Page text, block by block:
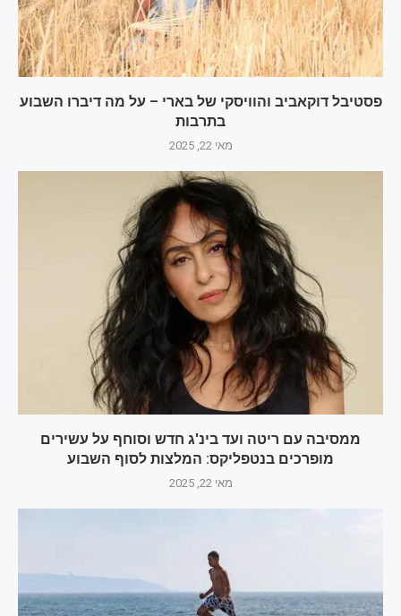
פסטיבל דוקאביב והוויסקי של בארי – על מה דיברו השבוע
בתרבות
מאי 22, 2025
ממסיבה עם ריטה ועד בינ'ג חדש וסוחף על עשירים
מופרכים בנטפליקס: המלצות לסוף השבוע
מאי 22, 2025